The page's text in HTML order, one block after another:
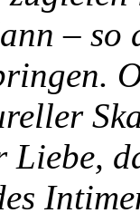
– so
Liebe,